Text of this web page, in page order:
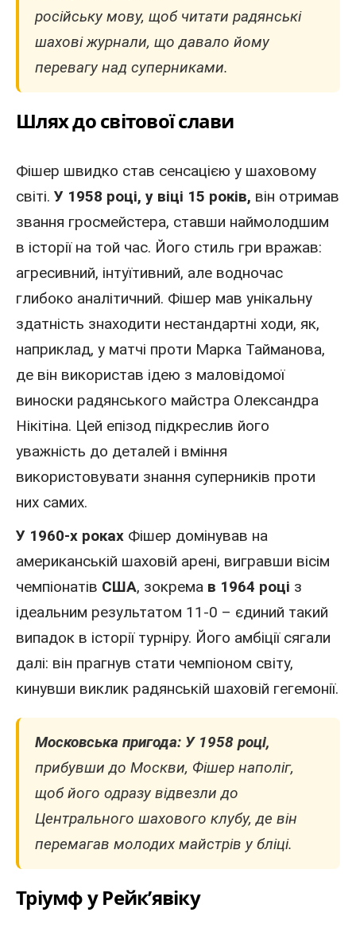
російську мову, щоб читати радянські
шахові журнали, що давало йому
перевагу над суперниками.
Шлях до світової слави
Фішер швидко став сенсацією у шаховому
світі. У 1958 році, у віці 15 років, він отримав
звання гросмейстера, ставши наймолодшим
в історії на той час. Його стиль гри вражав:
агресивний, інтуїтивний, але водночас
глибоко аналітичний. Фішер мав унікальну
здатність знаходити нестандартні ходи, як,
наприклад, у матчі проти Марка Тайманова,
де він використав ідею з маловідомої
виноски радянського майстра Олександра
Нікітіна. Цей епізод підкреслив його
уважність до деталей і вміння
використовувати знання суперників проти
них самих.
У 1960-х роках Фішер домінував на
американській шаховій арені, вигравши вісім
чемпіонатів США, зокрема в 1964 році з
ідеальним результатом 11-0 – єдиний такий
випадок в історії турніру. Його амбіції сягали
далі: він прагнув стати чемпіоном світу,
кинувши виклик радянській шаховій гегемонії.
Московська пригода: У 1958 році,
прибувши до Москви, Фішер наполіг,
щоб його одразу відвезли до
Центрального шахового клубу, де він
перемагав молодих майстрів у бліці.
Тріумф у Рейк’явіку